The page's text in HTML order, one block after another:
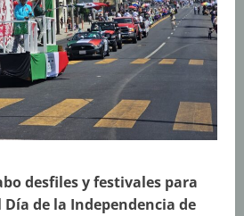
desfiles y festivales para
de la Independencia de